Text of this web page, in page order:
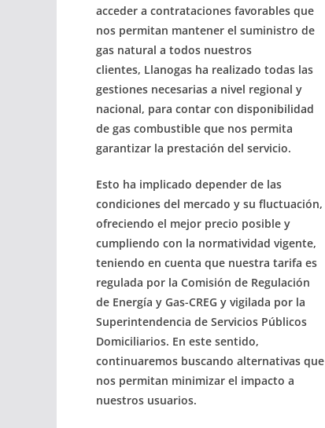
acceder a contrataciones favorables que
nos permitan mantener el suministro de
gas natural a todos nuestros
clientes, Llanogas ha realizado todas las
gestiones necesarias a nivel regional y
nacional, para contar con disponibilidad
de gas combustible que nos permita
garantizar la prestación del servicio.
Esto ha implicado depender de las
condiciones del mercado y su fluctuación,
ofreciendo el mejor precio posible y
cumpliendo con la normatividad vigente,
teniendo en cuenta que nuestra tarifa es
regulada por la Comisión de Regulación
de Energía y Gas-CREG y vigilada por la
Superintendencia de Servicios Públicos
Domiciliarios. En este sentido,
continuaremos buscando alternativas que
nos permitan minimizar el impacto a
nuestros usuarios.